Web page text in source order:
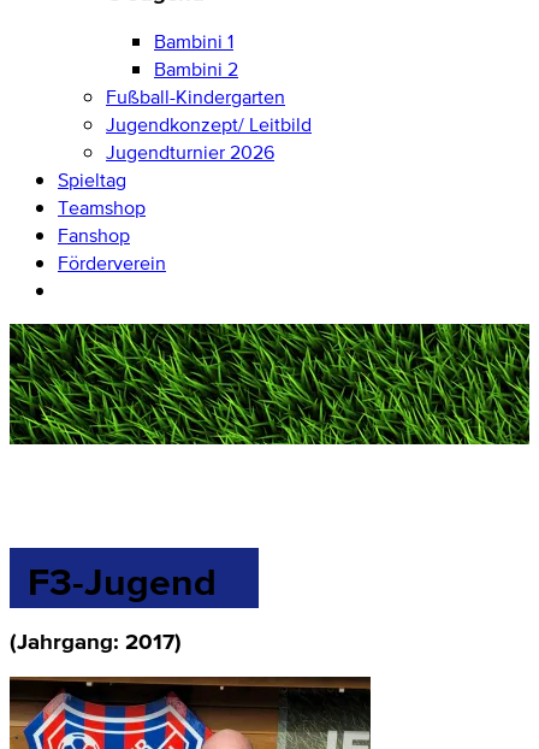
Bambini 1
Bambini 2
Fußball-Kindergarten
Jugendkonzept/ Leitbild
Jugendturnier 2026
Spieltag
Teamshop
Fanshop
Förderverein
F3-Jugend
(Jahrgang: 2017)